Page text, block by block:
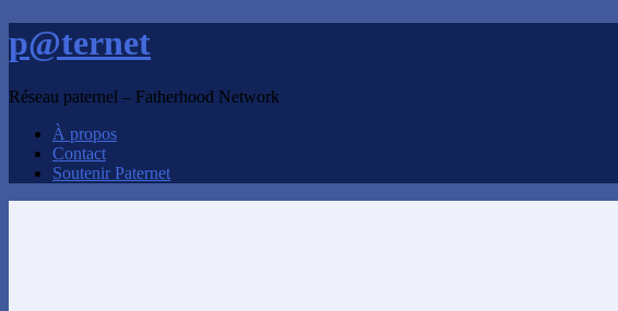
p@ternet
Réseau paternel – Fatherhood Network
À propos
Contact
Soutenir Paternet